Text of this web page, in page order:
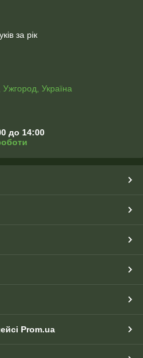
за рік
Україна
до 14:00
Prom.ua